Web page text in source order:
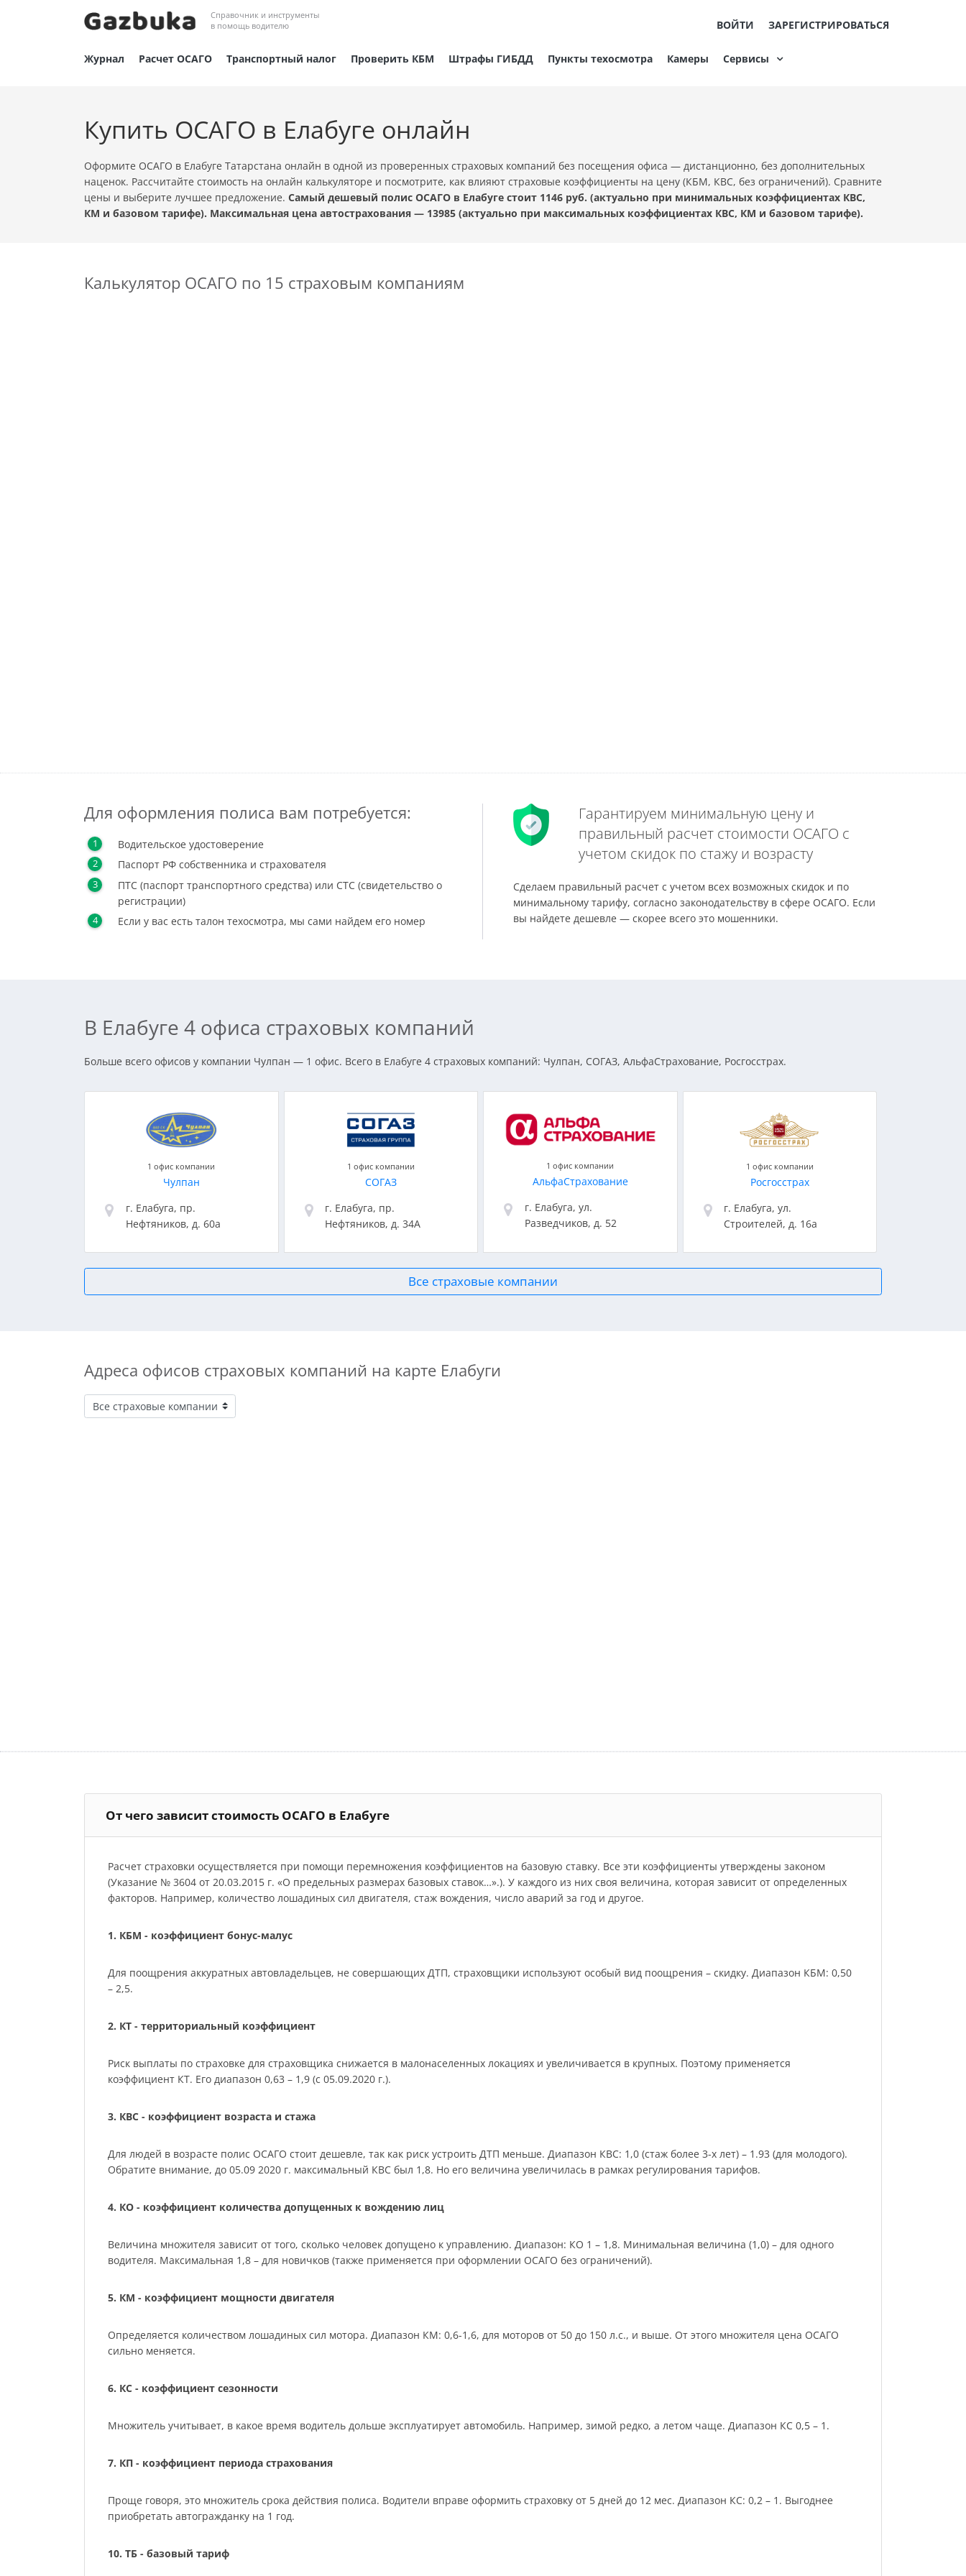
Справочник и инструменты
в помощь водителю
ВОЙТИ ЗАРЕГИСТРИРОВАТЬСЯ
Журнал Расчет ОСАГО Транспортный налог Проверить КБМ Штрафы ГИБДД Пункты техосмотра Камеры Сервисы
Купить ОСАГО в Елабуге онлайн
Оформите ОСАГО в Елабуге Татарстана онлайн в одной из проверенных страховых компаний без посещения офиса — дистанционно, без дополнительных
наценок. Рассчитайте стоимость на онлайн калькуляторе и посмотрите, как влияют страховые коэффициенты на цену (КБМ, КВС, без ограничений). Сравните
цены и выберите лучшее предложение. Самый дешевый полис ОСАГО в Елабуге стоит 1146 руб. (актуально при минимальных коэффициентах КВС,
КМ и базовом тарифе). Максимальная цена автострахования — 13985 (актуально при максимальных коэффициентах КВС, КМ и базовом тарифе).
Калькулятор ОСАГО по 15 страховым компаниям
Для оформления полиса вам потребуется:
Водительское удостоверение
Паспорт РФ собственника и страхователя
ПТС (паспорт транспортного средства) или СТС (свидетельство о
регистрации)
Если у вас есть талон техосмотра, мы сами найдем его номер
Гарантируем минимальную цену и
правильный расчет стоимости ОСАГО с
учетом скидок по стажу и возрасту
Сделаем правильный расчет с учетом всех возможных скидок и по
минимальному тарифу, согласно законодательству в сфере ОСАГО. Если
вы найдете дешевле — скорее всего это мошенники.
В Елабуге 4 офиса страховых компаний
Больше всего офисов у компании Чулпан — 1 офис. Всего в Елабуге 4 страховых компаний: Чулпан, СОГАЗ, АльфаСтрахование, Росгосстрах.
1 офис компании
Чулпан
г. Елабуга, пр.
Нефтяников, д. 60а
1 офис компании
СОГАЗ
г. Елабуга, пр.
Нефтяников, д. 34А
1 офис компании
АльфаСтрахование
г. Елабуга, ул.
Разведчиков, д. 52
1 офис компании
Росгосстрах
г. Елабуга, ул.
Строителей, д. 16а
Все страховые компании
Адреса офисов страховых компаний на карте Елабуги
От чего зависит стоимость ОСАГО в Елабуге
Расчет страховки осуществляется при помощи перемножения коэффициентов на базовую ставку. Все эти коэффициенты утверждены законом
(Указание № 3604 от 20.03.2015 г. «О предельных размерах базовых ставок…».). У каждого из них своя величина, которая зависит от определенных
факторов. Например, количество лошадиных сил двигателя, стаж вождения, число аварий за год и другое.
1. КБМ - коэффициент бонус-малус
Для поощрения аккуратных автовладельцев, не совершающих ДТП, страховщики используют особый вид поощрения – скидку. Диапазон КБМ: 0,50
– 2,5.
2. КТ - территориальный коэффициент
Риск выплаты по страховке для страховщика снижается в малонаселенных локациях и увеличивается в крупных. Поэтому применяется
коэффициент КТ. Его диапазон 0,63 – 1,9 (с 05.09.2020 г.).
3. КВС - коэффициент возраста и стажа
Для людей в возрасте полис ОСАГО стоит дешевле, так как риск устроить ДТП меньше. Диапазон КВС: 1,0 (стаж более 3-х лет) – 1.93 (для молодого).
Обратите внимание, до 05.09 2020 г. максимальный КВС был 1,8. Но его величина увеличилась в рамках регулирования тарифов.
4. КО - коэффициент количества допущенных к вождению лиц
Величина множителя зависит от того, сколько человек допущено к управлению. Диапазон: КО 1 – 1,8. Минимальная величина (1,0) – для одного
водителя. Максимальная 1,8 – для новичков (также применяется при оформлении ОСАГО без ограничений).
5. КМ - коэффициент мощности двигателя
Определяется количеством лошадиных сил мотора. Диапазон КМ: 0,6-1,6, для моторов от 50 до 150 л.с., и выше. От этого множителя цена ОСАГО
сильно меняется.
6. КС - коэффициент сезонности
Множитель учитывает, в какое время водитель дольше эксплуатирует автомобиль. Например, зимой редко, а летом чаще. Диапазон КС 0,5 – 1.
7. КП - коэффициент периода страхования
Проще говоря, это множитель срока действия полиса. Водители вправе оформить страховку от 5 дней до 12 мес. Диапазон КС: 0,2 – 1. Выгоднее
приобретать автогражданку на 1 год.
10. ТБ - базовый тариф